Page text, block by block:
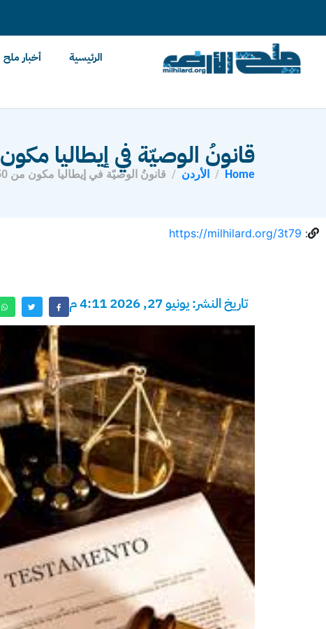
الرئيسية أخبار
قانونُ الوصيّة في إيطاليا مكون من 150 مادة
Home الأردن قانونُ الوصيّة في إيطاليا مكون من 150 مادة وقابلة للطعن
:
https://milhilard.org/3t79
تاريخ النشر: يونيو 27, 2026 4:11 م